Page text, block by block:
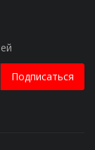
Подписаться